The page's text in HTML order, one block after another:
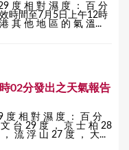
度 相 對 濕 度 ： 百 分
時間至7月5日上午12時
其 他 地 區 的 氣 溫...
02分發出之天氣報告
度 相 對 濕 度 ： 百 分
台 29 度 ， 京 士 柏 28
流 浮 山 27 度 ， 大...